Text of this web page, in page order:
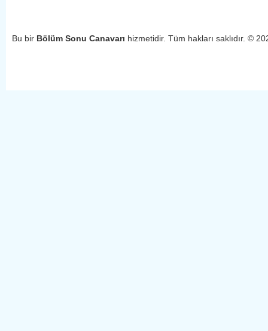
Bu bir Bölüm Sonu Canavarı hizmetidir. Tüm hakları saklıdır. ©